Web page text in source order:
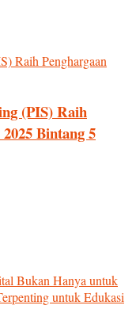
(PIS) Raih
Bintang 5